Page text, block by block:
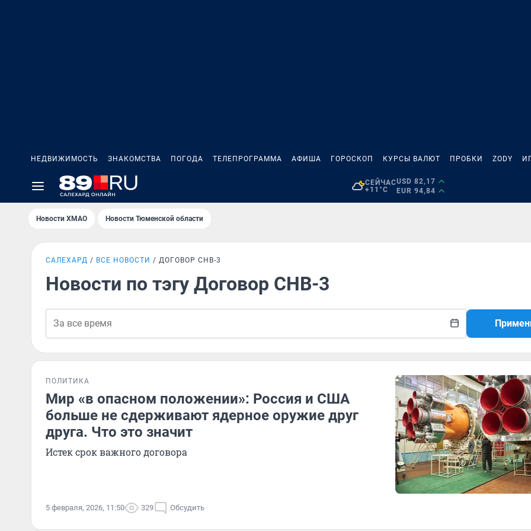
НЕДВИЖИМОСТЬ ЗНАКОМСТВА ПОГОДА ТЕЛЕПРОГРАММА АФИША ГОРОСКОП КУРСЫ ВАЛЮТ ПРОБКИ ZODY
СЕЙЧАС
+11°C
USD 82,17
EUR 94,84
Новости ХМАО Новости Тюменской области
САЛЕХАРД ВСЕ НОВОСТИ ДОГОВОР СНВ-3
Новости по тэгу Договор СНВ-3
ПОЛИТИКА
Мир «в опасном положении»: Россия и США
больше не сдерживают ядерное оружие друг
друга. Что это значит
Истек срок важного договора
5 февраля, 2026, 11:50 329 Обсудить